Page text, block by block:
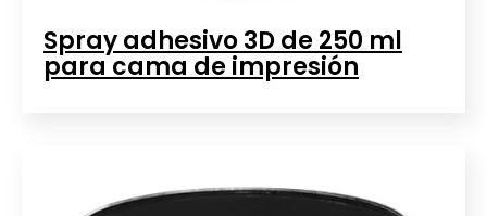
Spray adhesivo 3D de 250 ml
para cama de impresión